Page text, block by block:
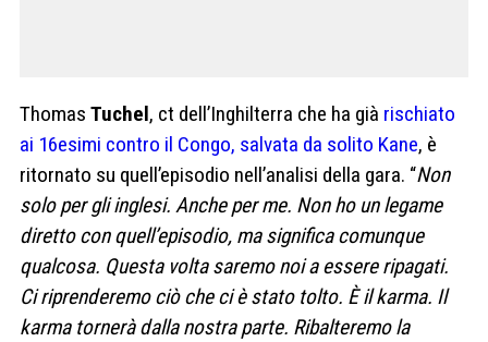
Thomas Tuchel, ct dell’Inghilterra che ha già rischiato
ai 16esimi contro il Congo, salvata da solito Kane, è
ritornato su quell’episodio nell’analisi della gara. “Non
solo per gli inglesi. Anche per me. Non ho un legame
diretto con quell’episodio, ma significa comunque
qualcosa. Questa volta saremo noi a essere ripagati.
Ci riprenderemo ciò che ci è stato tolto. È il karma. Il
karma tornerà dalla nostra parte. Ribalteremo la